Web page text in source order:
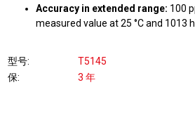
Accuracy in extended range: 100
measured value at 25 °C and 1013
型号
T5145
保
3 年